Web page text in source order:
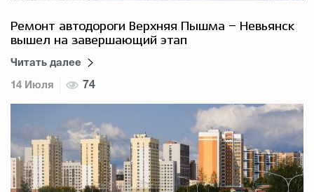
Ремонт автодороги Верхняя Пышма – Невьянск
вышел на завершающий этап
Читать далее
14 Июля 74